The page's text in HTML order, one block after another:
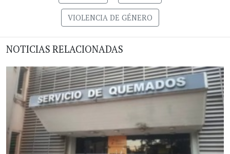
VIOLENCIA DE GÉNERO
NOTICIAS RELACIONADAS